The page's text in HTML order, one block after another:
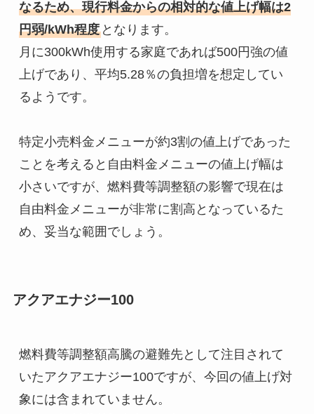
なるため、現行料金からの相対的な値上げ幅は2
円弱/kWh程度となります。
月に300kWh使用する家庭であれば500円強の値
上げであり、平均5.28％の負担増を想定してい
るようです。
特定小売料金メニューが約3割の値上げであった
ことを考えると自由料金メニューの値上げ幅は
小さいですが、燃料費等調整額の影響で現在は
自由料金メニューが非常に割高となっているた
め、妥当な範囲でしょう。
アクアエナジー100
燃料費等調整額高騰の避難先として注目されて
いたアクアエナジー100ですが、今回の値上げ対
象には含まれていません。